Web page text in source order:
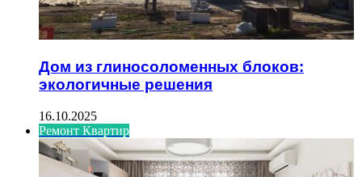
Дом из глиносоломенных блоков:
экологичные решения
16.10.2025
Ремонт Квартир